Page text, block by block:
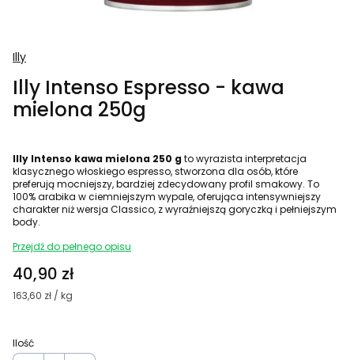
Illy
Illy Intenso Espresso - kawa
mielona 250g
Illy Intenso kawa mielona 250 g to wyrazista interpretacja
klasycznego włoskiego espresso, stworzona dla osób, które
preferują mocniejszy, bardziej zdecydowany profil smakowy. To
100% arabika w ciemniejszym wypale, oferująca intensywniejszy
charakter niż wersja Classico, z wyraźniejszą goryczką i pełniejszym
body.
Przejdź do pełnego opisu
Cena
40,90 zł
163,60 zł / kg
Ilość